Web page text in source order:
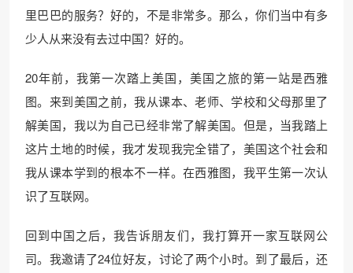
里巴巴的服务？好的，不是非常多。那么，你们当中有多
少人从来没有去过中国？好的。
20年前，我第一次踏上美国，美国之旅的第一站是西雅
图。来到美国之前，我从课本、老师、学校和父母那里了
解美国，我以为自己已经非常了解美国。但是，当我踏上
这片土地的时候，我才发现我完全错了，美国这个社会和
我从课本学到的根本不一样。在西雅图，我平生第一次认
识了互联网。
回到中国之后，我告诉朋友们，我打算开一家互联网公
司。我邀请了24位好友，讨论了两个小时。到了最后，还